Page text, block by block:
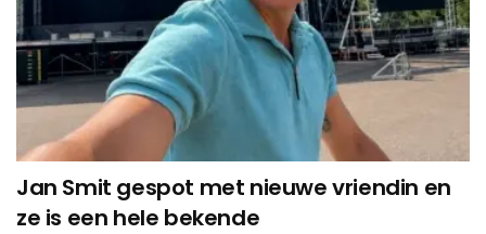
Jan Smit gespot met nieuwe vriendin en
ze is een hele bekende